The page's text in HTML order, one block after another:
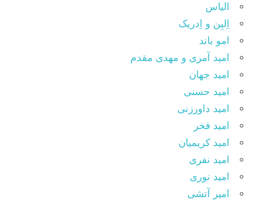
الیاس
اِلیِن و اِدریک
امو باند
امید آمری و مهدی مقدم
امید جهان
امید حسنی
امید داورزنی
امید فخر
امید کریمیان
امید نفری
امید نوری
امیر آتشی